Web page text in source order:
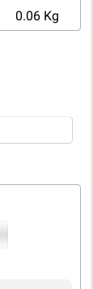
0.06 Kg